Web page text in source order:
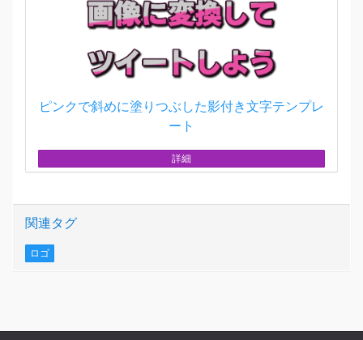
ピンクで斜めに塗りつぶした影付き文字テンプレ
ート
詳細
関連タグ
ロゴ